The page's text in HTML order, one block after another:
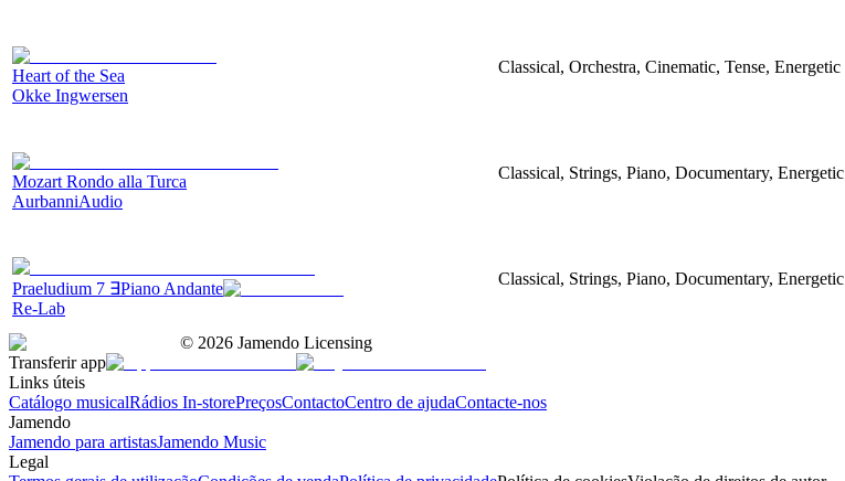
Heart of the Sea
Okke Ingwersen
Classical, Orchestra, Cinematic, Tense, Energetic
Mozart Rondo alla Turca
AurbanniAudio
Classical, Strings, Piano, Documentary, Energetic
Praeludium 7 ∃Piano Andante
Re-Lab
Classical, Strings, Piano, Documentary, Energetic
© 2026 Jamendo Licensing
Transferir app
Links úteis
Catálogo musicalRádios In-storePreçosContactoCentro de ajudaContacte-nos
Jamendo
Jamendo para artistasJamendo Music
Legal